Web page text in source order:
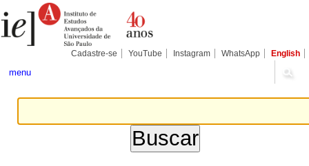
para
conteúdo.
Pessoais
Cadastre-se YouTube Instagram WhatsApp English
menu